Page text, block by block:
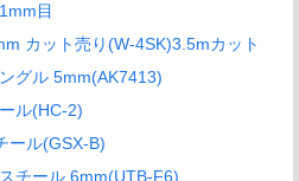
目
カット売り(W-4SK)3.5mカット
グル 5mm(AK7413)
ル(HC-2)
ール(GSX-B)
チール 6mm(UTB-F6)